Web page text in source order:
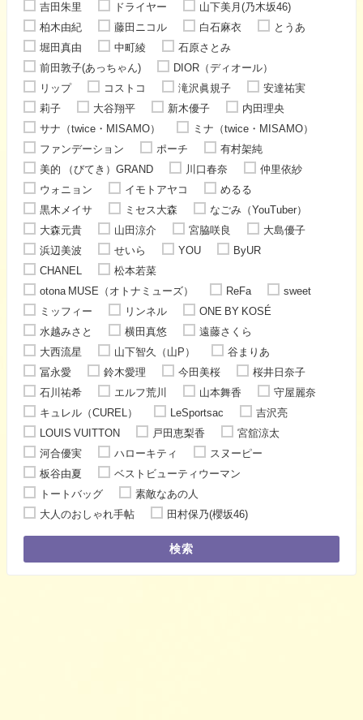
吉田朱里
ドライヤー
山下美月(乃木坂46)
柏木由紀
藤田ニコル 白石麻衣
とうあ
堀田真由
中町綾
石原さとみ
前田敦子(あっちゃん)
DIOR（ディオール）
リップ
コストコ 滝沢眞規子
安達祐実
莉子
大谷翔平 新木優子
内田理央
サナ（twice・MISAMO）
ミナ（twice・MISAMO）
ファンデーション
ポーチ
有村架純
美的 （びてき）GRAND
川口春奈
仲里依紗
ウォニョン
イモトアヤコ
めるる
黒木メイサ
ミセス大森
なごみ（YouTuber）
大森元貴
山田涼介 宮脇咲良
大島優子
浜辺美波
せいら YOU
ByUR
CHANEL
松本若菜
otona MUSE（オトナミューズ）
ReFa
sweet
ミッフィー
リンネル
ONE BY KOSÉ
水越みさと
横田真悠
遠藤さくら
大西流星
山下智久（山P）
谷まりあ
冨永愛
鈴木愛理 今田美桜
桜井日奈子
石川祐希
エルフ荒川 山本舞香
守屋麗奈
キュレル（CUREL）
LeSportsac
吉沢亮
LOUIS VUITTON
戸田恵梨香
宮舘涼太
河合優実
ハローキティ
スヌーピー
板谷由夏
ベストビューティウーマン
トートバッグ
素敵なあの人
大人のおしゃれ手帖
田村保乃(櫻坂46)
検索